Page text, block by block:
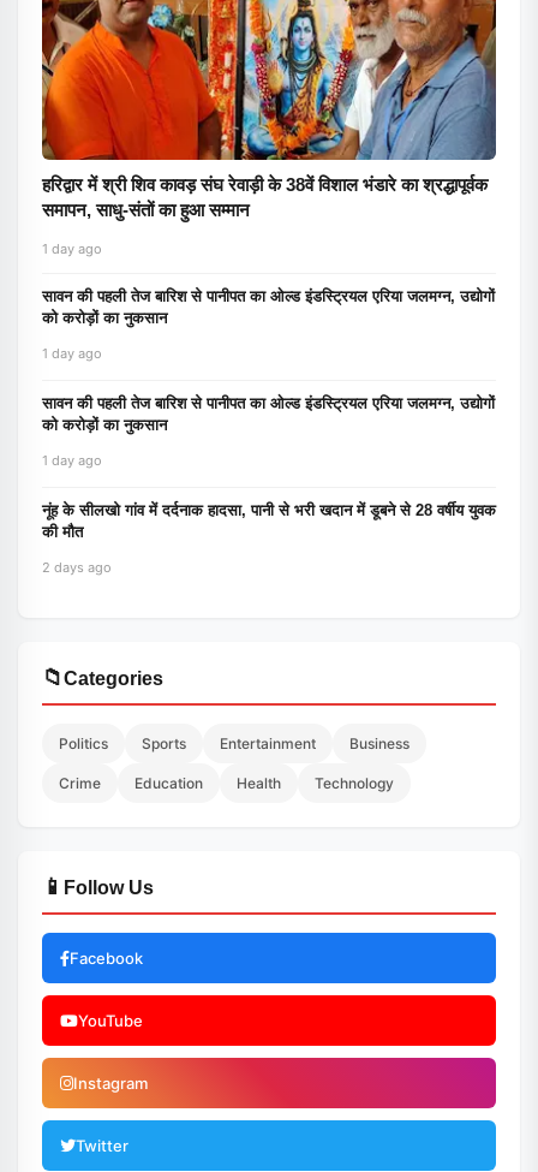
हरिद्वार में श्री शिव कावड़ संघ रेवाड़ी के 38वें विशाल भंडारे का श्रद्धापूर्वक
समापन, साधु-संतों का हुआ सम्मान
1 day ago
सावन की पहली तेज बारिश से पानीपत का ओल्ड इंडस्ट्रियल एरिया जलमग्न, उद्योगों
को करोड़ों का नुकसान
1 day ago
सावन की पहली तेज बारिश से पानीपत का ओल्ड इंडस्ट्रियल एरिया जलमग्न, उद्योगों
को करोड़ों का नुकसान
1 day ago
नूंह के सीलखो गांव में दर्दनाक हादसा, पानी से भरी खदान में डूबने से 28 वर्षीय युवक
की मौत
2 days ago
📁Categories
Politics Sports Entertainment Business
Crime Education Health Technology
📱 Follow Us
Facebook
YouTube
Instagram
Twitter